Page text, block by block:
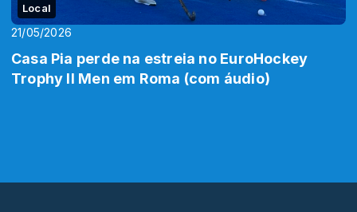
Local
21/05/2026
Casa Pia perde na estreia no EuroHockey
Trophy II Men em Roma (com áudio)